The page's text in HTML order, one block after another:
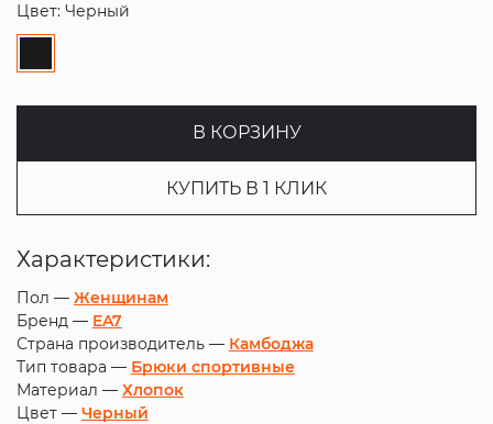
Цвет: Черный
В КОРЗИНУ
КУПИТЬ В 1 КЛИК
Характеристики:
Пол — Женщинам
Бренд — EA7
Страна производитель — Камбоджа
Тип товара — Брюки спортивные
Материал — Хлопок
Цвет — Черный